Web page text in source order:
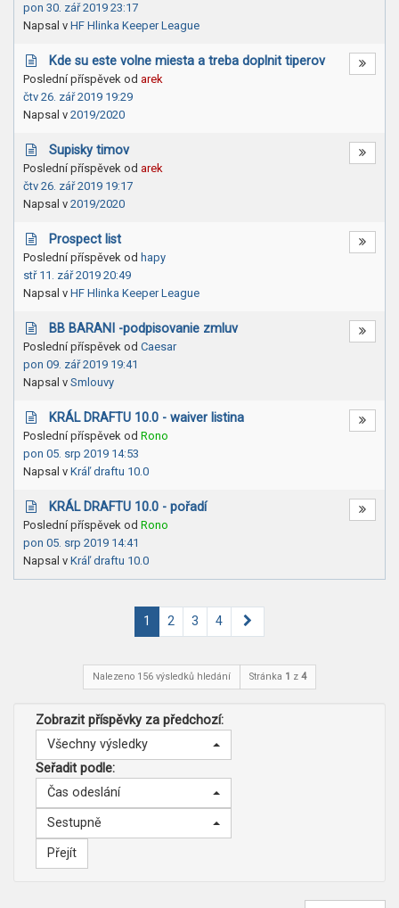
pon 30. zář 2019 23:17
Napsal v HF Hlinka Keeper League
Kde su este volne miesta a treba doplnit tiperov
Poslední příspěvek od arek
čtv 26. zář 2019 19:29
Napsal v 2019/2020
Supisky timov
Poslední příspěvek od arek
čtv 26. zář 2019 19:17
Napsal v 2019/2020
Prospect list
Poslední příspěvek od hapy
stř 11. zář 2019 20:49
Napsal v HF Hlinka Keeper League
BB BARANI -podpisovanie zmluv
Poslední příspěvek od Caesar
pon 09. zář 2019 19:41
Napsal v Smlouvy
KRÁL DRAFTU 10.0 - waiver listina
Poslední příspěvek od Rono
pon 05. srp 2019 14:53
Napsal v Kráľ draftu 10.0
KRÁL DRAFTU 10.0 - pořadí
Poslední příspěvek od Rono
pon 05. srp 2019 14:41
Napsal v Kráľ draftu 10.0
1 2 3 4 Další
Nalezeno 156 výsledků hledání Stránka 1 z 4
Zobrazit příspěvky za předchozí:
Všechny výsledky
Seřadit podle:
Čas odeslání
Sestupně